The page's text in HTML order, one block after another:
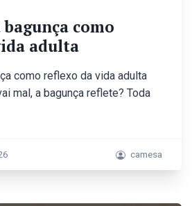
como
adulta
como reflexo da vida adulta
mal, a bagunça reflete? Toda
camesa